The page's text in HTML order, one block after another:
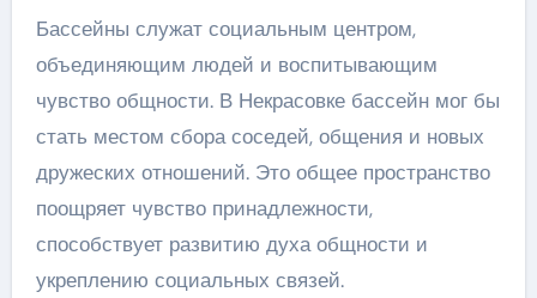
Бассейны служат социальным центром,
объединяющим людей и воспитывающим
чувство общности. В Некрасовке бассейн мог бы
стать местом сбора соседей, общения и новых
дружеских отношений. Это общее пространство
поощряет чувство принадлежности,
способствует развитию духа общности и
укреплению социальных связей.